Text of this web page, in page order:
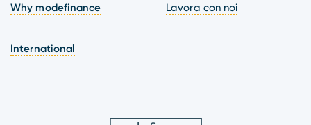
Why modefinance
International
Lavora con noi